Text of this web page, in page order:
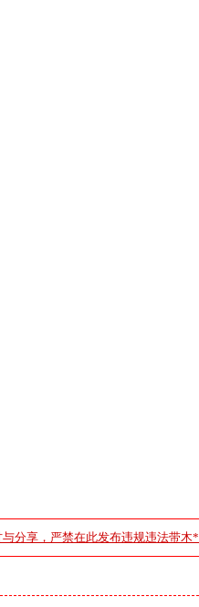
分享，严禁在此发布违规违法带